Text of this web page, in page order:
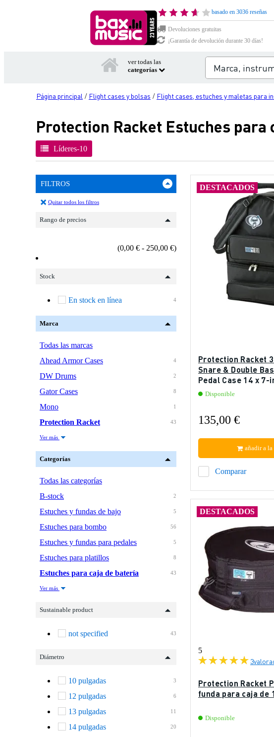
basado en 3036 reseñas
Devoluciones gratuitas
¡Garantía de devolución durante 30 días!
ver todas las
categorías
Página principal / Flight cases y bolsas / Flight cases, estuches y maletas para
Protection Racket Estuches para
Líderes-10
FILTROS
Quitar todos los filtros
Rango de precios
(0,00 € - 250,00 €)
Stock
4
En stock en línea
Marca
Todas las marcas
4
Ahead Armor Cases
2
DW Drums
8
Gator Cases
1
Mono
43
Protection Racket
Ver más
Categorías
Todas las categorías
2
B-stock
5
Estuches y fundas de bajo
56
Estuches para bombo
5
Estuches y fundas para pedales
8
Estuches para platillos
43
Estuches para caja de batería
Ver más
Sustainable product
43
not specified
Diámetro
3
10 pulgadas
6
12 pulgadas
11
13 pulgadas
20
14 pulgadas
DESTACADOS
Protection Racket
Snare & Double
Pedal Case 14 x 7-
Disponible
135,00 €
Comparar
añadir a la
DESTACADOS
5
3
Protection Racket
funda para caja de
Disponible